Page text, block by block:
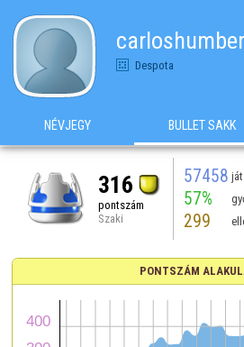
Despota
NÉVJEGY BULLET SAKK
316
pontszám
Szaki
57458
57%
299
PONTSZÁM